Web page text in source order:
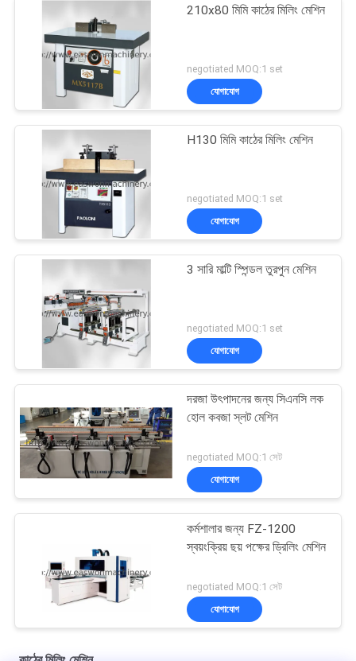
210x80 মিমি কাঠের মিলিং মেশিন
negotiated MOQ:1 set
যোগাযোগ
H130 মিমি কাঠের মিলিং মেশিন
negotiated MOQ:1 set
যোগাযোগ
3 সারি মাল্টি স্পিন্ডল তুরপুন মেশিন
negotiated MOQ:1 set
যোগাযোগ
দরজা উৎপাদনের জন্য সিএনসি লক
হোল কবজা স্লট মেশিন
negotiated MOQ:1 সেট
যোগাযোগ
কর্মশালার জন্য FZ-1200
স্বয়ংক্রিয় ছয় পক্ষের ড্রিলিং মেশিন
negotiated MOQ:1 সেট
যোগাযোগ